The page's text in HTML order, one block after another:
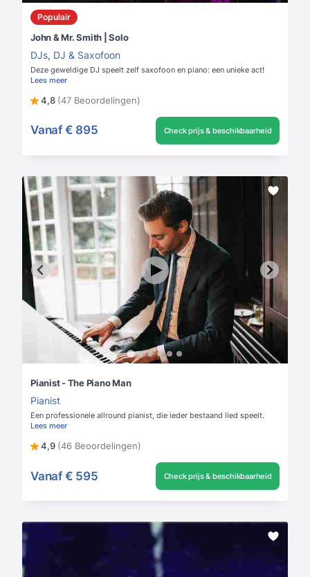
Populair
John & Mr. Smith | Solo
DJs, DJ & Saxofoon
Deze geweldige DJ speelt zelf saxofoon en piano: een unieke act!
Lees meer
4,8 (47 Beoordelingen)
Vanaf € 895 Check prijs & beschikbaarheid
Pianist - The Piano Man
Pianist
Een professionele allround pianist, die ieder bestaand lied speelt.
Lees meer
4,9 (46 Beoordelingen)
Vanaf € 595 Check prijs & beschikbaarheid